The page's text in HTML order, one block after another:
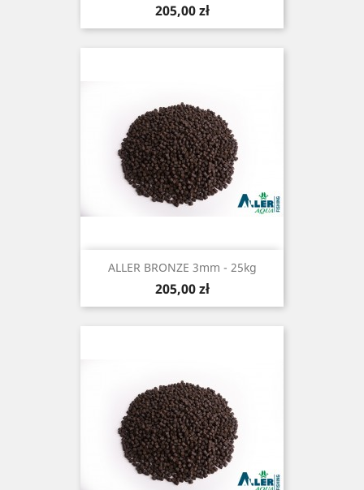
Cena
205,00 zł
ALLER BRONZE 3mm - 25kg
Cena
205,00 zł